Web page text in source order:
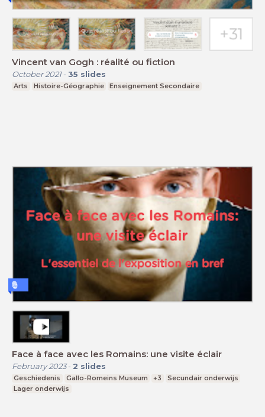
Vincent van Gogh : réalité ou fiction
October 2021- 35 slides
Arts Histoire-Géographie Enseignement Secondaire
Face à face avec les Romains: une visite éclair
February 2023- 2 slides
Geschiedenis Gallo-Romeins Museum +3
Secundair onderwijs
Lager onderwijs